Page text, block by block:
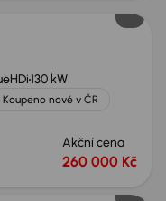
130 kW
Koupeno nové v ČR
Akční cena
260 000 Kč